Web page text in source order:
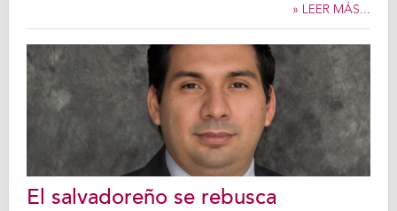
» LEER MÁS...
El salvadoreño se rebusca